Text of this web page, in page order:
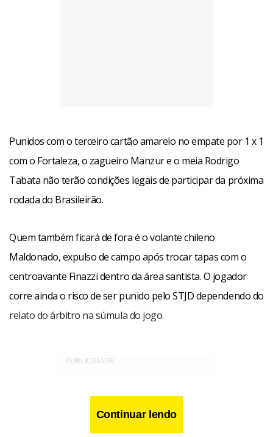
Punidos com o terceiro cartão amarelo no empate por 1 x 1
com o Fortaleza, o zagueiro Manzur e o meia Rodrigo
Tabata não terão condições legais de participar da próxima
rodada do Brasileirão.
Quem também ficará de fora é o volante chileno
Maldonado, expulso de campo após trocar tapas com o
centroavante Finazzi dentro da área santista. O jogador
corre ainda o risco de ser punido pelo STJD dependendo do
relato do árbitro na súmula do jogo.
Continuar lendo